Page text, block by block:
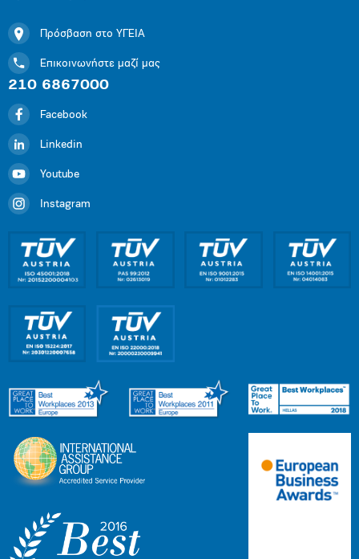
Πρόσβαση στο ΥΓΕΙΑ
Επικοινωνήστε μαζί μας
210 6867000
Facebook
Linkedin
Youtube
Instagram